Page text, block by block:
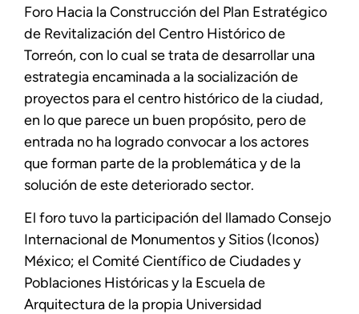
Foro Hacia la Construcción del Plan Estratégico
de Revitalización del Centro Histórico de
Torreón, con lo cual se trata de desarrollar una
estrategia encaminada a la socialización de
proyectos para el centro histórico de la ciudad,
en lo que parece un buen propósito, pero de
entrada no ha logrado convocar a los actores
que forman parte de la problemática y de la
solución de este deteriorado sector.
El foro tuvo la participación del llamado Consejo
Internacional de Monumentos y Sitios (Iconos)
México; el Comité Científico de Ciudades y
Poblaciones Históricas y la Escuela de
Arquitectura de la propia Universidad